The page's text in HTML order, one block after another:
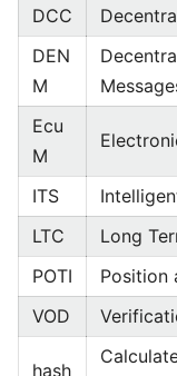
DCC
DEN
M
Ecu
M
ITS
LTC
Long
POTI
Position
VOD
hash